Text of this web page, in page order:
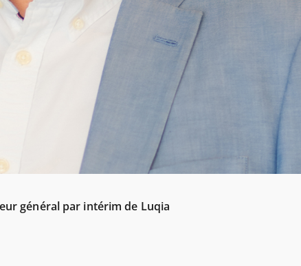
général par intérim de Luqia